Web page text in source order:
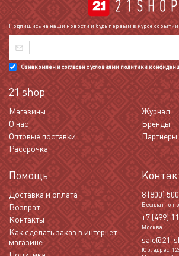
Подпишись на наши новости и будь первым в курсе
Ознакомлен и согласен с условиямиполитики
21 shop
Магазины
Журнал
О нас
Бренды
Оптовые поставки
Партнеры
Рассрочка
Помощь
Доставка и оплата
Возврат
Контакты
Как сделать заказ в интернет-
магазине
8 (800)
Бесплатно
+7 (499)
Москва
sale@21-
Юр. адрес: